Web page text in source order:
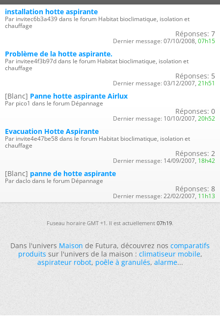
installation hotte aspirante
Par invitec6b3a439 dans le forum Habitat bioclimatique, isolation et
chauffage
Réponses: 7
Dernier message: 07/10/2008, 07h15
Problème de la hotte aspirante.
Par invitee4f3b97d dans le forum Habitat bioclimatique, isolation et
chauffage
Réponses: 5
Dernier message: 03/12/2007, 21h51
[Blanc] Panne hotte aspirante Airlux
Par pico1 dans le forum Dépannage
Réponses: 0
Dernier message: 10/10/2007, 20h52
Evacuation Hotte Aspirante
Par invite4e47be58 dans le forum Habitat bioclimatique, isolation et
chauffage
Réponses: 2
Dernier message: 14/09/2007, 18h42
[Blanc] panne de hotte aspirante
Par daclo dans le forum Dépannage
Réponses: 8
Dernier message: 22/02/2007, 11h13
Fuseau horaire GMT +1. Il est actuellement07h19.
Dans l'universMaisonde Futura, découvrez noscomparatifs
produitssur l'univers de la maison :climatiseur mobile,
aspirateur robot,poêle à granulés,alarme...